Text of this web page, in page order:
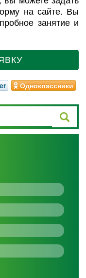
на сайте. Вы
занятие и
Одноклассники